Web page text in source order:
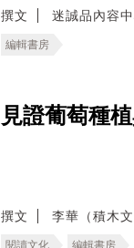
撰文 迷誠品內容
編輯書房
見證葡萄種
撰文 李華（積木文